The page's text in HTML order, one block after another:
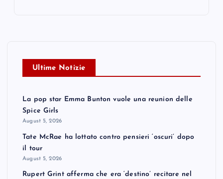
Ultime Notizie
La pop star Emma Bunton vuole una reunion delle
Spice Girls
August 5, 2026
Tate McRae ha lottato contro pensieri ‘oscuri’ dopo
il tour
August 5, 2026
Rupert Grint afferma che era ‘destino’ recitare nel